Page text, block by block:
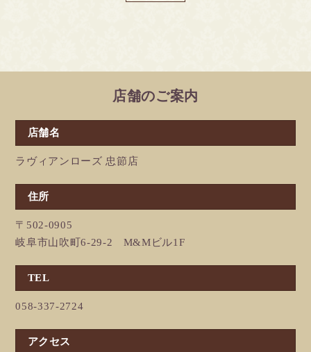
店舗のご案内
店舗名
ラヴィアンローズ 忠節店
住所
〒502-0905
岐阜市山吹町6-29-2 M&Mビル1F
TEL
058-337-2724
アクセス